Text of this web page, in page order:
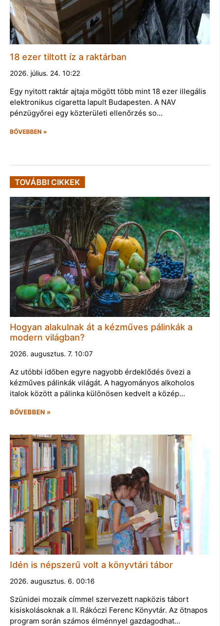
18 ezer tiltott íz a raktárban
2026. július. 24. 10:22
Egy nyitott raktár ajtaja mögött több mint 18 ezer illegális
elektronikus cigaretta lapult Budapesten. A NAV
pénzügyőrei egy közterületi ellenőrzés so…
BŐVEBBEN »
TOVÁBBI CIKKEK
Hogyan alakulnak át a kézműves pálinkák a
modern világban?
2026. augusztus. 7. 10:07
Az utóbbi időben egyre nagyobb érdeklődés övezi a
kézműves pálinkák világát. A hagyományos alkoholos
italok között a pálinka különösen kedvelt a közép…
BŐVEBBEN »
Idén is népszerű volt a könyvtári tábor
2026. augusztus. 6. 00:16
Szünidei mozaik címmel szervezett napközis tábort
kisiskolásoknak a II. Rákóczi Ferenc Könyvtár. Az ötnapos
program során számos élménnyel gazdagodhat…